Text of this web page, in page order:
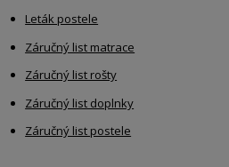
Leták postele
Záručný list matrace
Záručný list rošty
Záručný list doplnky
Záručný list postele